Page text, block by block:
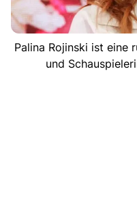
Palina Rojinski ist eine
und